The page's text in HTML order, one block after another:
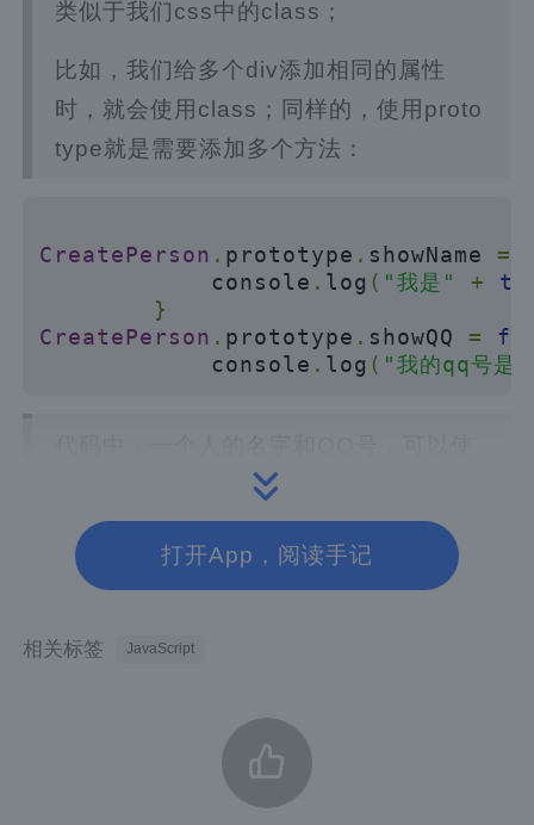
类似于我们css中的class；
比如，我们给多个div添加相同的属性
时，就会使用class；同样的，使用proto
type就是需要添加多个方法：
CreatePerson . prototype . showName =
            console
. log ( "我是" +
}
CreatePerson . prototype . showQQ =
            console
. log ( "我的qq号是
用一般的函数来解决，若两个，十个的就
麻烦了，因此使用原型prototype可以
很好地解决函数重复导致的资源浪
，由方法和属性组成；
，比如数组Array；
打开App，阅读手记
相关标签 JavaScript